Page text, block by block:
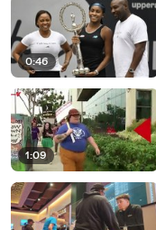
0:46
1:09